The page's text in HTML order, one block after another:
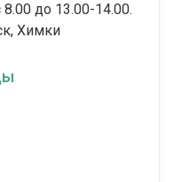
до 13.00-14.00.
Химки